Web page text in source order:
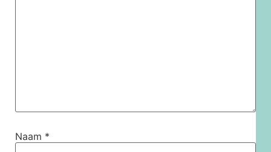
Naam *